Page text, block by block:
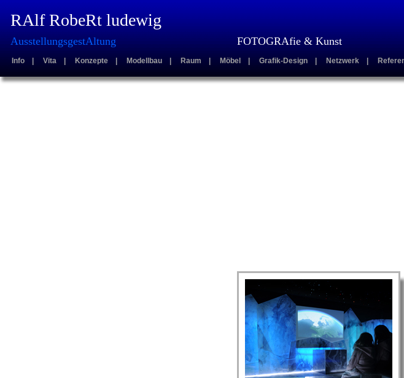
RAlf RobeRt ludewig
AusstellungsgestAltung FOTOGRAfie & Kunst
Info Vita Konzepte Modellbau Raum Möbel Grafik-Design Netzwerk